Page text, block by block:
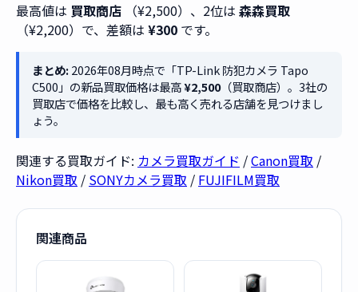
最高値は 買取商店 （¥2,500）、2位は 森森買取
（¥2,200）で、差額は ¥300 です。
まとめ:2026年08月時点で「TP-Link 防犯カメラ Tapo
C500」の新品買取価格は最高¥2,500（買取商店）。3社の
買取店で価格を比較し、最も高く売れる店舗を見つけまし
ょう。
関連する買取ガイド: カメラ買取ガイド /Canon買取 /
Nikon買取 / SONYカメラ買取 / FUJIFILM買取
関連商品